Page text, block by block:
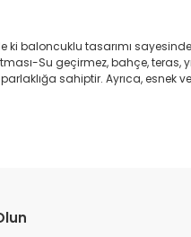
baloncuklu tasarımı
Su geçirmez, bahçe, teras,
sahiptir. Ayrıca,